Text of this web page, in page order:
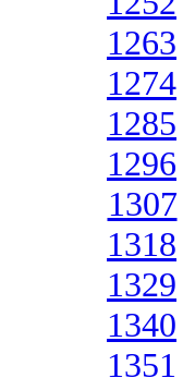
1263
1274
1285
1296
1307
1318
1329
1340
1351